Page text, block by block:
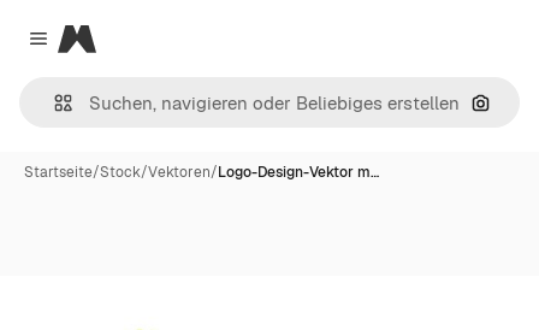
Close menu
Magnific
Nach
Startseite/Stock/Vektoren/Logo-Design-Vektor m…